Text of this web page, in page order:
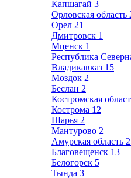
Капшагай 3
Орловская область
Орел 21
Дмитровск 1
Мценск 1
Республика
Владикавказ 15
Моздок 2
Беслан 2
Костромская
Кострома 12
Шарья 2
Мантурово 2
Амурская область
Благовещенск 13
Белогорск 5
Тында 3